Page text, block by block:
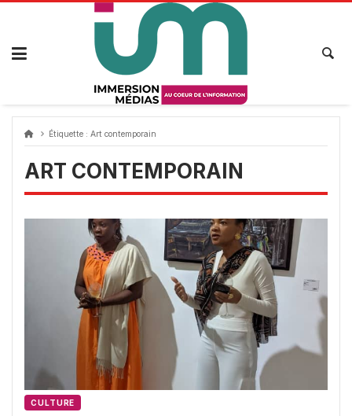
Passer
Étiquette : Art contemporain
ART CONTEMPORAIN
CULTURE